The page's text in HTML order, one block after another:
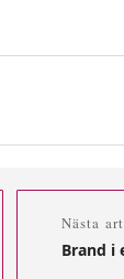
Nästa
Brand i